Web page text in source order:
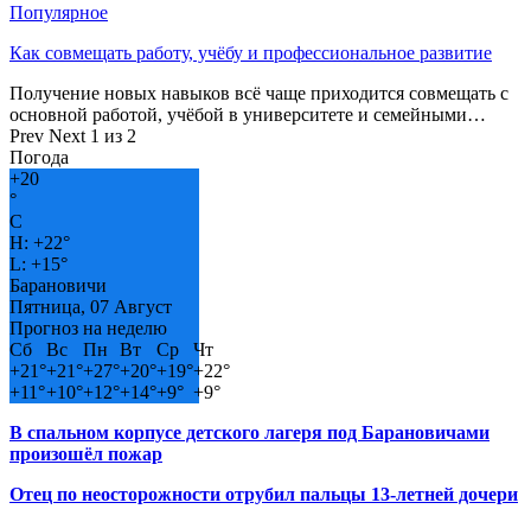
Популярное
Как совмещать работу, учёбу и профессиональное развитие
Получение новых навыков всё чаще приходится совмещать с
основной работой, учёбой в университете и семейными…
Prev Next 1 из 2
Погода
+20
°
C
H: +22°
L: +15°
Барановичи
Пятница, 07 Август
Прогноз на неделю
Сб
Вс Пн Вт Ср
Чт
+21°+21°+27°+20°+19°+22°
+11°+10°+12°+14°+9° +9°
В спальном корпусе детского лагеря под Барановичами
произошёл пожар
Отец по неосторожности отрубил пальцы 13-летней дочери